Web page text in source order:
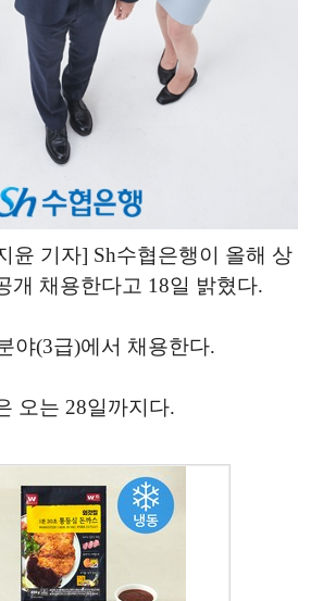
윤 기자] Sh수협은행이 올해 상
개 채용한다고 18일 밝혔다.
야(3급)에서 채용한다.
오는 28일까지다.